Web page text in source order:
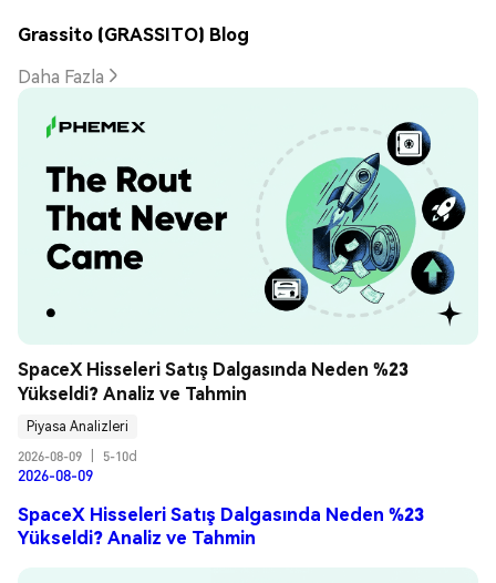
Grassito (GRASSITO) Blog
Daha Fazla
SpaceX Hisseleri Satış Dalgasında Neden %23
Yükseldi? Analiz ve Tahmin
Piyasa Analizleri
2026-08-09
5-10d
2026-08-09
SpaceX Hisseleri Satış Dalgasında Neden %23
Yükseldi? Analiz ve Tahmin